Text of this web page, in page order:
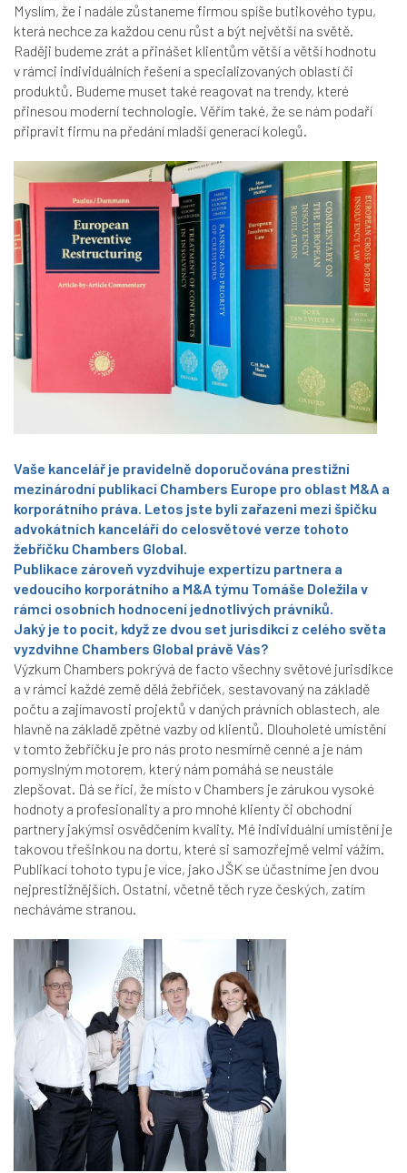
Myslím, že i nadále zůstaneme firmou spíše butikového typu,
která nechce za každou cenu růst a být největší na světě.
Raději budeme zrát a přinášet klientům větší a větší hodnotu
v rámci individuálních řešení a specializovaných oblastí či
produktů. Budeme muset také reagovat na trendy, které
přinesou moderní technologie. Věřím také, že se nám podaří
připravit firmu na předání mladší generací kolegů.
Vaše kancelář je pravidelně doporučována prestižní
mezinárodní publikací Chambers Europe pro oblast M&A a
korporátního práva. Letos jste byli zařazeni mezi špičku
advokátních kanceláří do celosvětové verze tohoto
žebříčku Chambers Global.
Publikace zároveň vyzdvihuje expertízu partnera a
vedoucího korporátního a M&A týmu Tomáše Doležila v
rámci osobních hodnocení jednotlivých právníků.
Jaký je to pocit, když ze dvou set jurisdikcí z celého světa
vyzdvihne Chambers Global právě Vás?
Výzkum Chambers pokrývá de facto všechny světové jurisdikce
a v rámci každé země dělá žebříček, sestavovaný na základě
počtu a zajímavosti projektů v daných právních oblastech, ale
hlavně na základě zpětné vazby od klientů. Dlouholeté umístění
v tomto žebříčku je pro nás proto nesmírně cenné a je nám
pomyslným motorem, který nám pomáhá se neustále
zlepšovat. Dá se říci, že místo v Chambers je zárukou vysoké
hodnoty a profesionality a pro mnohé klienty či obchodní
partnery jakýmsi osvědčením kvality. Mé individuální umístění je
takovou třešinkou na dortu, které si samozřejmě velmi vážím.
Publikací tohoto typu je více, jako JŠK se účastníme jen dvou
nejprestižnějších. Ostatní, včetně těch ryze českých, zatím
necháváme stranou.